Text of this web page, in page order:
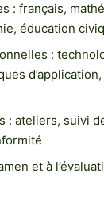
: français,
éducation
:
: ateliers, suivi
et à